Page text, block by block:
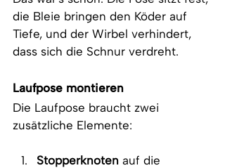
die Bleie bringen den Köder auf
Tiefe, und der Wirbel verhindert,
dass sich die Schnur verdreht.
Laufpose montieren
Die Laufpose braucht zwei
zusätzliche Elemente:
Stopperknoten auf die